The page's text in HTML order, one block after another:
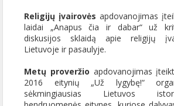
Religijų įvairovės apdovanojimas
laidai „Anapus čia ir dabar“ už
diskusijos sklaidą apie religijų
Lietuvoje ir pasaulyje.
Metų proveržio apdovanojimas
2016 eitynių „Už lygybę!“
sėkmingiausias Lietuvos